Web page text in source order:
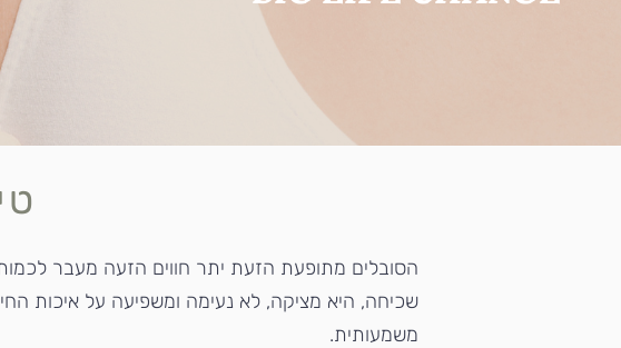
הסובלים מתופעת הזעת יתר חווים הזעה מעבר
שכיחה, היא מציקה, לא נעימה ומשפיעה על איכות
משמעותית.